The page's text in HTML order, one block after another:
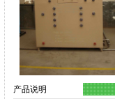
产品说明